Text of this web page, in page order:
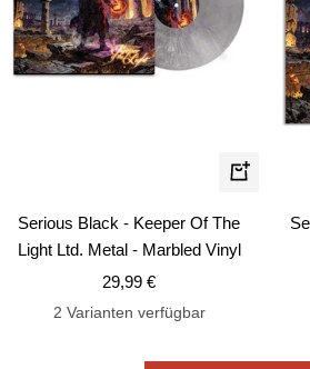
In
Warenkorb
Serious Black - Keeper Of The
Light Ltd. Metal - Marbled Vinyl
Angebotspreis
29,99 €
2 Varianten verfügbar